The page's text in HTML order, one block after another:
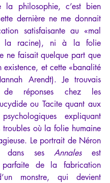
la philosophie, c’est bien
dernière ne me donnait
satisfaisante au «mal
la racine), ni à la folie
ne faisait quelque part que
existence, et cette «banalité
Arendt). Je trouvais
de réponses chez les
ou Tacite quant aux
expliquant
troubles où la folie humaine
Le portrait de Néron
dans ses Annales est
parfaite de la fabrication
monstre, qui devient